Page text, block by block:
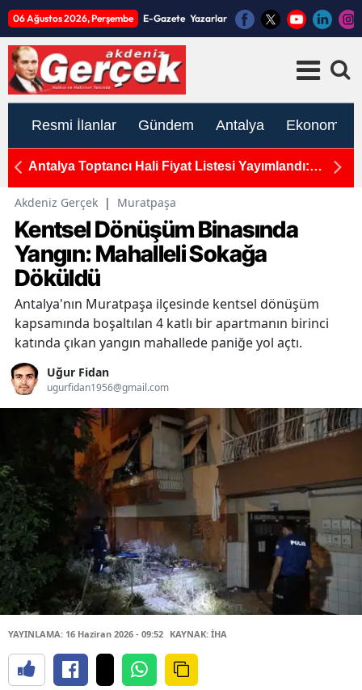
06 Ağustos 2026, Perşembe E-Gazete Yazarlar
Resmi İlanlar Gündem Antalya Ekonomi
Antalya Toptancı Hali Fiyat Listesi Yayımlandı:
Akdeniz Gerçek | Muratpaşa
Kentsel Dönüşüm Binasında
Yangın: Mahalleli Sokağa
Döküldü
Antalya'nın Muratpaşa ilçesinde kentsel dönüşüm
kapsamında boşaltılan 4 katlı bir apartmanın birinci
katında çıkan yangın mahallede paniğe yol açtı.
Uğur Fidan
ugurfidan1956@gmail.com
YAYINLAMA: 16 Haziran 2026 - 09:52 KAYNAK: İHA